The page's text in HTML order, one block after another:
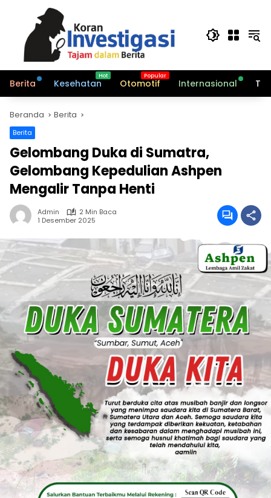
Berita Kesehatan Otomotif Internasional
Beranda Berita
Berita
Gelombang Duka di Sumatra,
Gelombang Kepedulian Ashpen
Mengalir Tanpa Henti
Admin
2 Min Baca
1 Desember 2025